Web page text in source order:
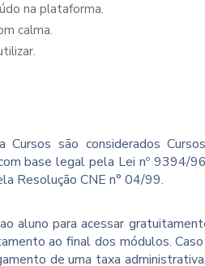
na plataforma.
calma.
são considerados
base legal pela Lei nº 9394/
Resolução CNE n° 04/99.
aluno para acessar
ao final dos módulos.
de uma taxa